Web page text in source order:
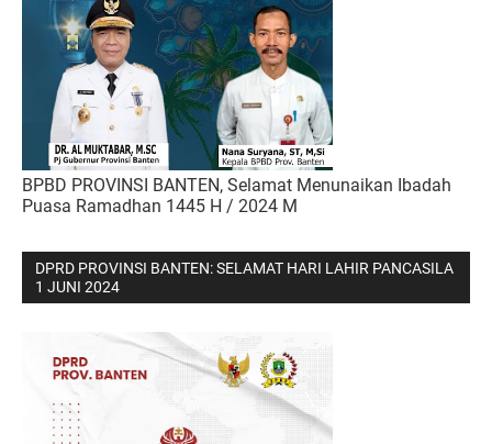
BPBD PROVINSI BANTEN, Selamat Menunaikan Ibadah
Puasa Ramadhan 1445 H / 2024 M
DPRD PROVINSI BANTEN: SELAMAT HARI LAHIR PANCASILA
1 JUNI 2024